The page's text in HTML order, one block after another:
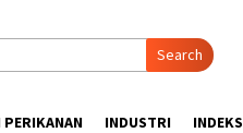
Search
PERIKANAN INDUSTRI INDEKS